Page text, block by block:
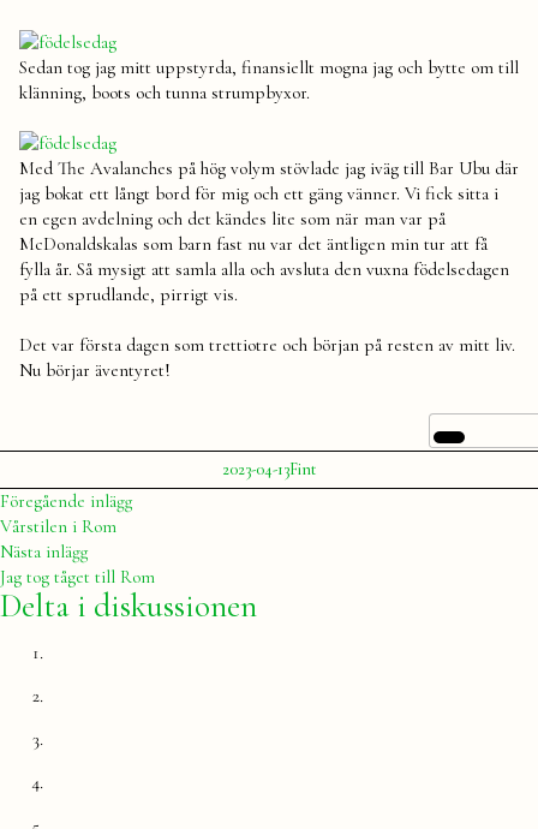
Sedan tog jag mitt uppstyrda, finansiellt mogna jag och bytte om till
klänning, boots och tunna strumpbyxor.
Med The Avalanches på hög volym stövlade jag iväg till Bar Ubu där
jag bokat ett långt bord för mig och ett gäng vänner. Vi fick sitta i
en egen avdelning och det kändes lite som när man var på
McDonaldskalas som barn fast nu var det äntligen min tur att få
fylla år. Så mysigt att samla alla och avsluta den vuxna födelsedagen
på ett sprudlande, pirrigt vis.
Det var första dagen som trettiotre och början på resten av mitt liv.
Nu börjar äventyret!
Publicerat
av
Julia
2023-04-13Publicerat
i
FintEtiketter:
födelsedag,
Inläggsnavigering
Föregående inläggFöregående
Vårstilen i Rom
Nästa inläggNästa
inlägg:
Jag tog tåget till Rom
Delta i diskussionen